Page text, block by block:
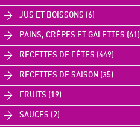
JUS ET BOISSONS (6)
PAINS, CRÊPES ET GALETTES (61)
RECETTES DE FÊTES (449)
RECETTES DE SAISON (35)
FRUITS (19)
SAUCES (2)